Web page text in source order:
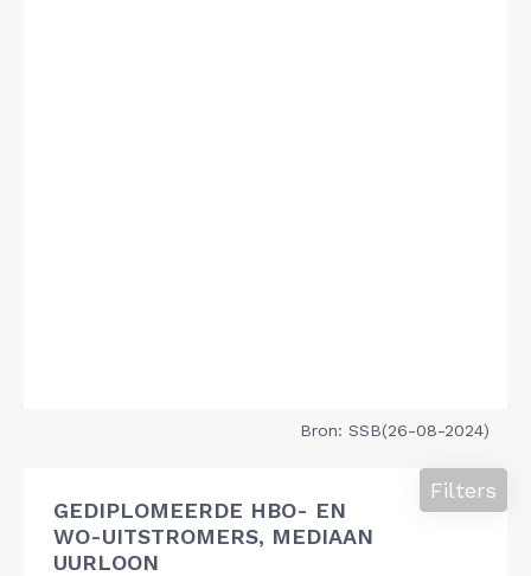
Bron: SSB(26-08-2024)
GEDIPLOMEERDE HBO- EN
WO-UITSTROMERS, MEDIAAN
UURLOON
Filters